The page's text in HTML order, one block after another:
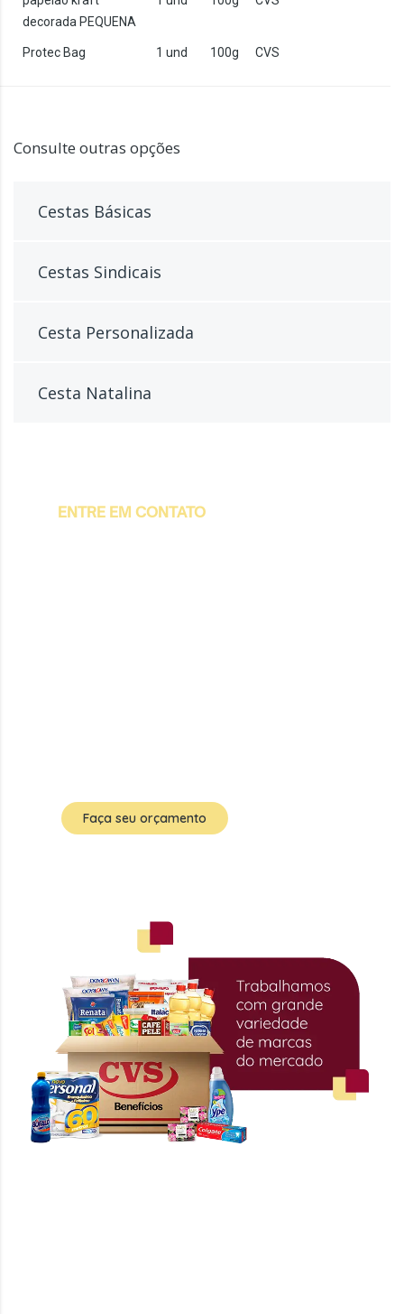
decorada PEQUENA
Protec Bag 1 und 100g CVS
Consulte outras opções
Cestas Básicas
Cestas Sindicais
Cesta Personalizada
Cesta Natalina